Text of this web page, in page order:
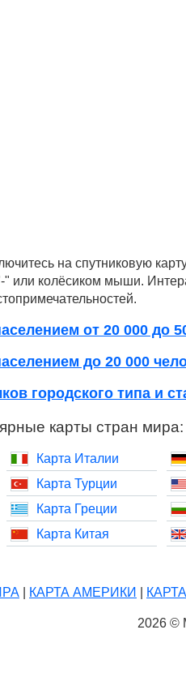
на спутниковую
или колёсиком мыши.
от 20 000 до
до 20 000
городского типа и
карты стран мира:
Карта Италии
Карта Турции
Карта Греции
Карта Китая
КАРТА АМЕРИКИ
2026 ©